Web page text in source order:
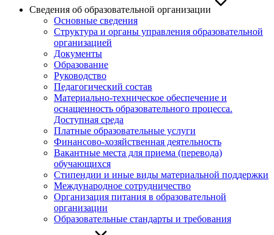
Сведения об образовательной организации
Основные сведения
Структура и органы управления образовательной
организацией
Документы
Образование
Руководство
Педагогический состав
Материально-техническое обеспечение и
оснащенность образовательного процесса.
Доступная среда
Платные образовательные услуги
Финансово-хозяйственная деятельность
Вакантные места для приема (перевода)
обучающихся
Стипендии и иные виды материальной поддержки
Международное сотрудничество
Организация питания в образовательной
организации
Образовательные стандарты и требования